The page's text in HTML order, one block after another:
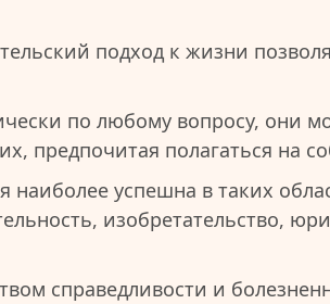
подход к жизни
по любому вопросу, они
предпочитая полагаться на
успешна в таких
изобретательство,
справедливости и